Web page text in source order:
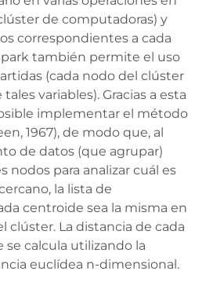
de computadoras) y
correspondientes a cada
también permite el uso
(cada nodo del clúster
variables). Gracias a esta
implementar el método
1967), de modo que, al
de datos (que agrupar)
nodos para analizar cuál es
la lista de
centroide sea la misma en
clúster. La distancia de cada
calcula utilizando la
euclídea n-dimensional.